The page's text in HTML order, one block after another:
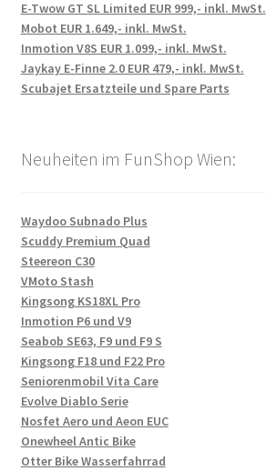
E-Twow GT SL Limited EUR 999,- inkl. MwSt.
Mobot EUR 1.649,- inkl. MwSt.
Inmotion V8S EUR 1.099,- inkl. MwSt.
Jaykay E-Finne 2.0 EUR 479,- inkl. MwSt.
Scubajet Ersatzteile und Spare Parts
Neuheiten im FunShop Wien:
Waydoo Subnado Plus
Scuddy Premium Quad
Steereon C30
VMoto Stash
Kingsong KS18XL Pro
Inmotion P6 und V9
Seabob SE63, F9 und F9 S
Kingsong F18 und F22 Pro
Seniorenmobil Vita Care
Evolve Diablo Serie
Nosfet Aero und Aeon EUC
Onewheel Antic Bike
Otter Bike Wasserfahrrad